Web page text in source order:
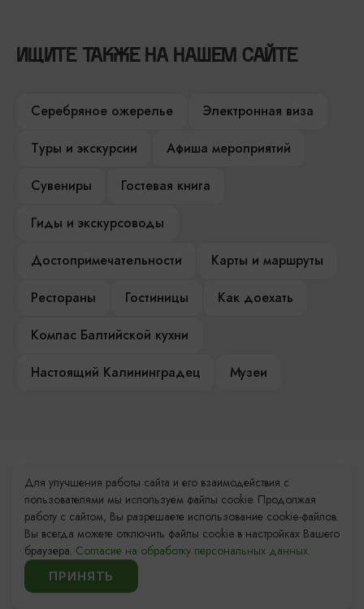
ИЩИТЕ ТАКЖЕ НА НАШЕМ САЙТЕ
Серебряное ожерелье
Электронная виза
Туры и экскурсии
Афиша мероприятий
Сувениры
Гостевая книга
Гиды и экскурсоводы
Достопримечательности
Карты и маршруты
Рестораны
Гостиницы
Как доехать
Компас Балтийской кухни
Настоящий Калининградец
Музеи
Контакты Туристского
информационного центра
+7 (4012) 555-200
8 (800) 200-55-39
info@visit-kaliningrad.ru
Для улучшения работы сайта и его взаимодействия с
пользователями мы используем файлы cookie. Продолжая
работу с сайтом, Вы разрешаете использование cookie-файлов.
Вы всегда можете отключить файлы cookie в настройках Вашего
браузера. Согласие на обработку персональных данных.
ПРИНЯТЬ